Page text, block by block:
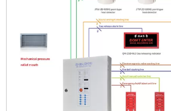
LIÊN HỆ
Mã sản phẩm: UX150